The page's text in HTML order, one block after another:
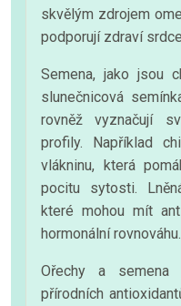
skvělým zdrojem
podporují zdraví
Semena, jako jsou
slunečnicová
rovněž vyznačují
profily. Například
vlákninu, která
pocitu sytosti.
které mohou mít
hormonální rovnováhu.
Ořechy a
přírodních